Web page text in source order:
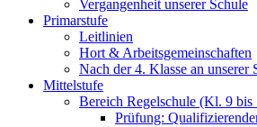
Vergangenheit unserer Schule
Primarstufe
Leitlinien
Hort & Arbeitsgemeinschaften
Nach der 4. Klasse an unserer
Mittelstufe
Bereich Regelschule (Kl. 9 bis
Prüfung: